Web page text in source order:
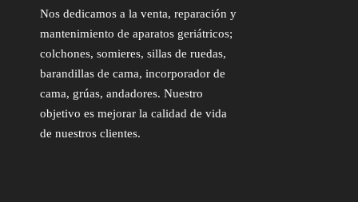
Nos dedicamos a la venta, reparación y
mantenimiento de aparatos geriátricos;
colchones, somieres, sillas de ruedas,
barandillas de cama, incorporador de
cama, grúas, andadores. Nuestro
objetivo es mejorar la calidad de vida
de nuestros clientes.